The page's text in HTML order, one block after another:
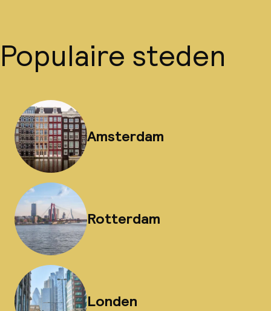
Populaire steden
Amsterdam
Rotterdam
Londen